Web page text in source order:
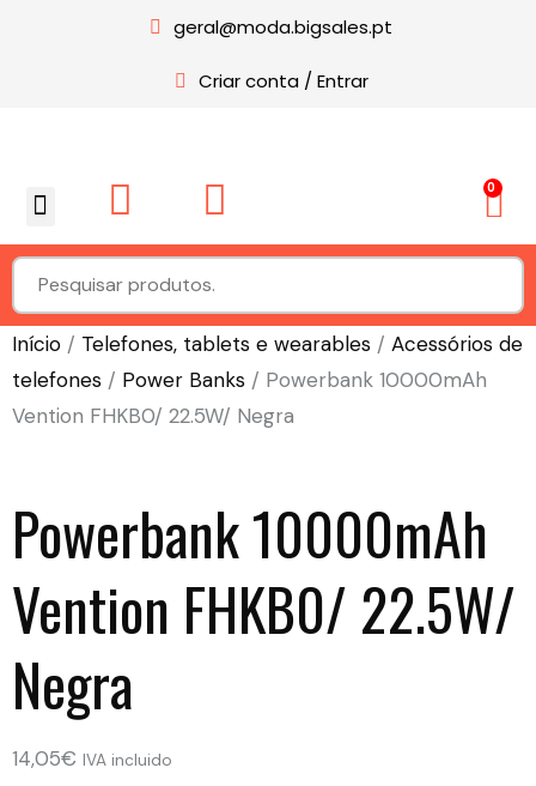
geral@moda.bigsales.pt
Criar conta / Entrar
0
Início / Telefones, tablets e wearables / Acessórios de
telefones / Power Banks / Powerbank 10000mAh
Vention FHKB0/ 22.5W/ Negra
Powerbank 10000mAh
Vention FHKB0/ 22.5W/
Negra
14,05€ IVA incluido